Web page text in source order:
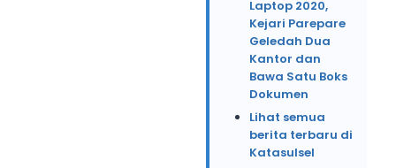
Laptop 2020,
Kejari Parepare
Geledah Dua
Kantor dan
Bawa Satu Boks
Dokumen
Lihat semua
berita terbaru di
Katasulsel